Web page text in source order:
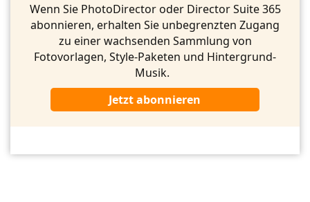
Wenn Sie PhotoDirector oder Director Suite 365
abonnieren, erhalten Sie unbegrenzten Zugang
zu einer wachsenden Sammlung von
Fotovorlagen, Style-Paketen und Hintergrund-
Musik.
Jetzt abonnieren